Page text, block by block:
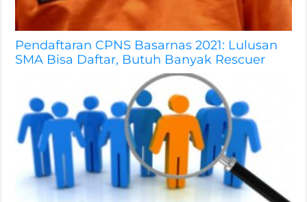
Pendaftaran CPNS Basarnas 2021: Lulusan
SMA Bisa Daftar, Butuh Banyak Rescuer